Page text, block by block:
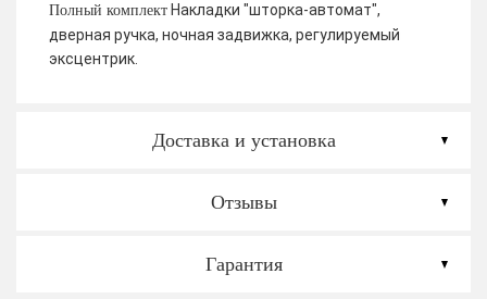
Полный комплект Накладки "шторка-автомат",
дверная ручка, ночная задвижка, регулируемый
эксцентрик.
Доставка и установка
Отзывы
Гарантия